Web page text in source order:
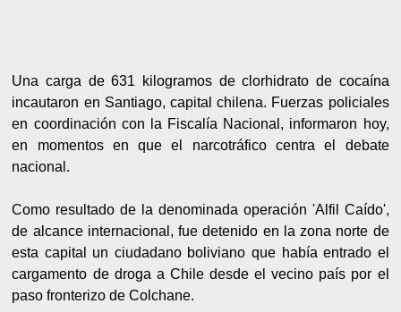
Una carga de 631 kilogramos de clorhidrato de cocaína
incautaron en Santiago, capital chilena. Fuerzas policiales
en coordinación con la Fiscalía Nacional, informaron hoy,
en momentos en que el narcotráfico centra el debate
nacional.
Como resultado de la denominada operación 'Alfil Caído',
de alcance internacional, fue detenido en la zona norte de
esta capital un ciudadano boliviano que había entrado el
cargamento de droga a Chile desde el vecino país por el
paso fronterizo de Colchane.